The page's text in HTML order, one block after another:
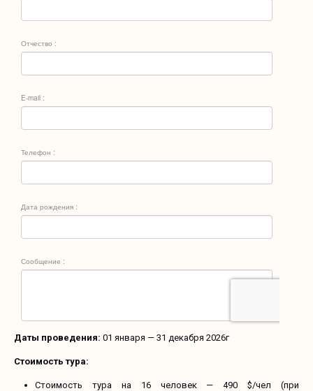
Даты проведения: 01 января — 31 декабря 2026г
Стоимость тура:
Стоимость тура на 16 человек — 490 $/чел (при